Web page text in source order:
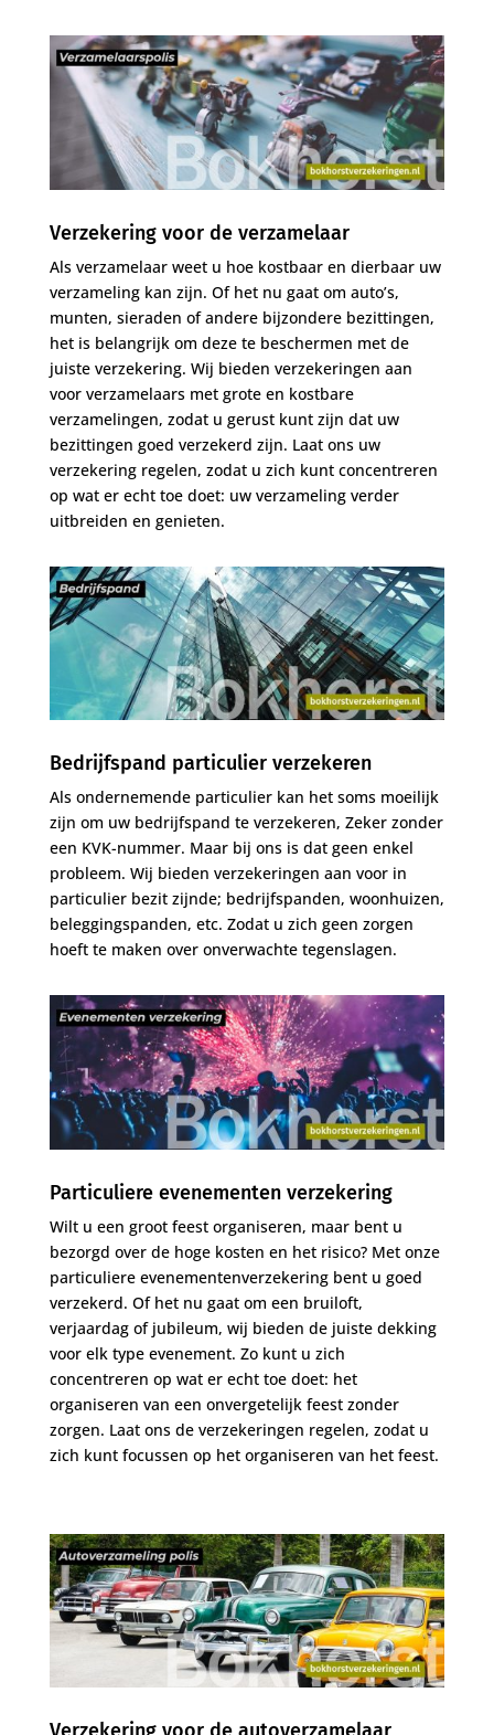
Verzekering voor de verzamelaar
Als verzamelaar weet u hoe kostbaar en dierbaar uw
verzameling kan zijn. Of het nu gaat om auto’s,
munten, sieraden of andere bijzondere bezittingen,
het is belangrijk om deze te beschermen met de
juiste verzekering. Wij bieden verzekeringen aan
voor verzamelaars met grote en kostbare
verzamelingen, zodat u gerust kunt zijn dat uw
bezittingen goed verzekerd zijn. Laat ons uw
verzekering regelen, zodat u zich kunt concentreren
op wat er echt toe doet: uw verzameling verder
uitbreiden en genieten.
Bedrijfspand particulier verzekeren
Als ondernemende particulier kan het soms moeilijk
zijn om uw bedrijfspand te verzekeren, Zeker zonder
een KVK-nummer. Maar bij ons is dat geen enkel
probleem. Wij bieden verzekeringen aan voor in
particulier bezit zijnde; bedrijfspanden, woonhuizen,
beleggingspanden, etc. Zodat u zich geen zorgen
hoeft te maken over onverwachte tegenslagen.
Particuliere evenementen verzekering
Wilt u een groot feest organiseren, maar bent u
bezorgd over de hoge kosten en het risico? Met onze
particuliere evenementenverzekering bent u goed
verzekerd. Of het nu gaat om een bruiloft,
verjaardag of jubileum, wij bieden de juiste dekking
voor elk type evenement. Zo kunt u zich
concentreren op wat er echt toe doet: het
organiseren van een onvergetelijk feest zonder
zorgen. Laat ons de verzekeringen regelen, zodat u
zich kunt focussen op het organiseren van het feest.